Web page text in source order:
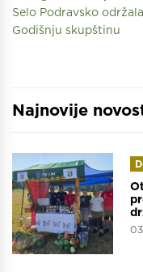
Selo Podravsko održala
Godišnju skupštinu
Najnovije